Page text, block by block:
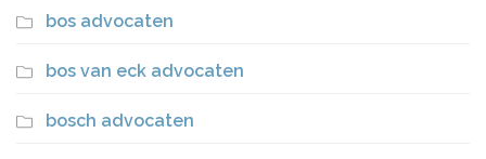
bos advocaten
bos van eck advocaten
bosch advocaten